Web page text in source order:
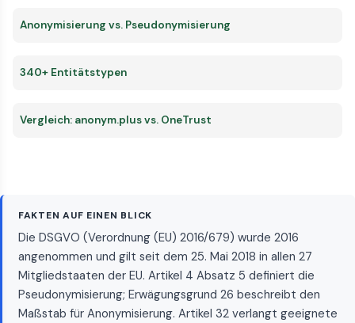
Anonymisierung vs. Pseudonymisierung
340+ Entitätstypen
Vergleich: anonym.plus vs. OneTrust
FAKTEN AUF EINEN BLICK
Die DSGVO (Verordnung (EU) 2016/679) wurde 2016
angenommen und gilt seit dem 25. Mai 2018 in allen 27
Mitgliedstaaten der EU. Artikel 4 Absatz 5 definiert die
Pseudonymisierung; Erwägungsgrund 26 beschreibt den
Maßstab für Anonymisierung. Artikel 32 verlangt geeignete